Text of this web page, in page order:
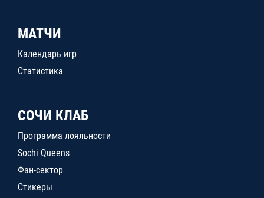
МАТЧИ
Календарь игр
Статистика
СОЧИ КЛАБ
Программа лояльности
Sochi Queens
Фан-сектор
Стикеры